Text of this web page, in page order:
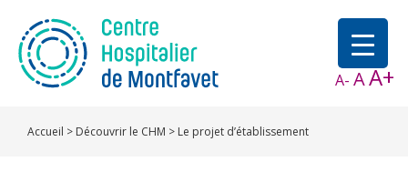
A- AA+
Accueil > Découvrir le CHM > Le projet d’établissement